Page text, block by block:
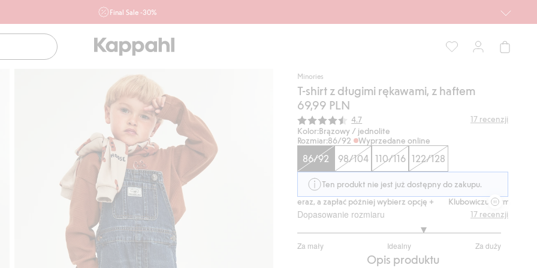
Final Sale -30%
ofertę, również z działu outlet do 10.8 w sklepach Kappahl i
Newbie oraz na kappahl.com. Ofert nie łączymy
Newbie
Minories
T-shirt z długimi rękawami, z haftem
69,99 PLN
Średnia ocena:
4.7 17 recenzji
Kolor:Brązowy / jednolite
Rozmiar:86/92 Wyprzedane online
86/92 98/104 110/116 122/128
Ten produkt nie jest już dostępny do zakupu.
Klubowiczu darmowa dostawa od 150 zł
Kup teraz, a zapłać później wybierz opcję + Klubowiczu darmowa
Dopasowanie rozmiaru
Za mały Idealny Za duży
na
17 recenzji
Opis produktu